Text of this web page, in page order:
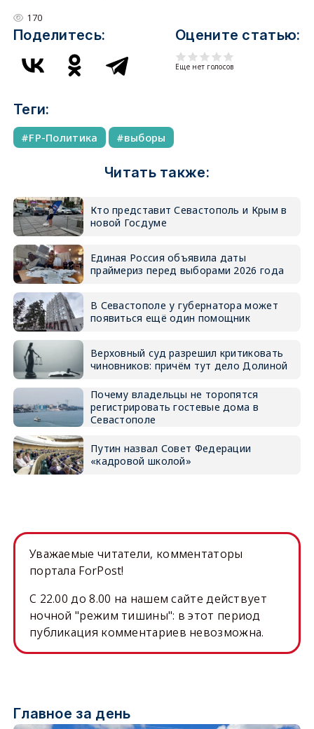
170
Поделитесь: Оцените статью:
Еще нет голосов
Теги:
FP-Политика выборы
Читать также:
Кто представит Севастополь и Крым в
новой Госдуме
Единая Россия объявила даты
праймериз перед выборами 2026 года
В Севастополе у губернатора может
появиться ещё один помощник
Верховный суд разрешил критиковать
чиновников: причём тут дело Долиной
Почему владельцы не торопятся
регистрировать гостевые дома в
Севастополе
Путин назвал Совет Федерации
«кадровой школой»
Уважаемые читатели, комментаторы
портала ForPost!
C 22.00 до 8.00 на нашем сайте действует
ночной "режим тишины": в этот период
публикация комментариев невозможна.
Главное за день